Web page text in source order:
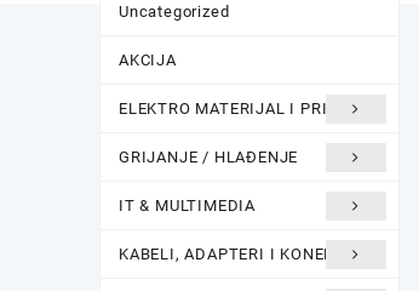
Uncategorized
AKCIJA
ELEKTRO MATERIJAL I PRIBOR
GRIJANJE / HLAĐENJE
IT & MULTIMEDIA
KABELI, ADAPTERI I KONEKTORI